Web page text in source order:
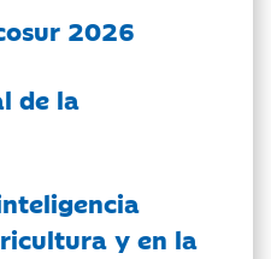
2026
de la
y en la